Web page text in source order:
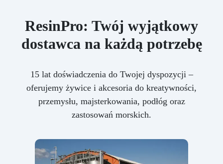
ResinPro: Twój wyjątkowy
dostawca na każdą potrzebę
15 lat doświadczenia do Twojej dyspozycji –
oferujemy żywice i akcesoria do kreatywności,
przemysłu, majsterkowania, podłóg oraz
zastosowań morskich.